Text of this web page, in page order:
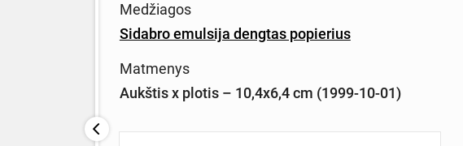
Medžiagos
Sidabro emulsija dengtas popierius
Matmenys
Aukštis x plotis – 10,4x6,4 cm (1999-10-01)